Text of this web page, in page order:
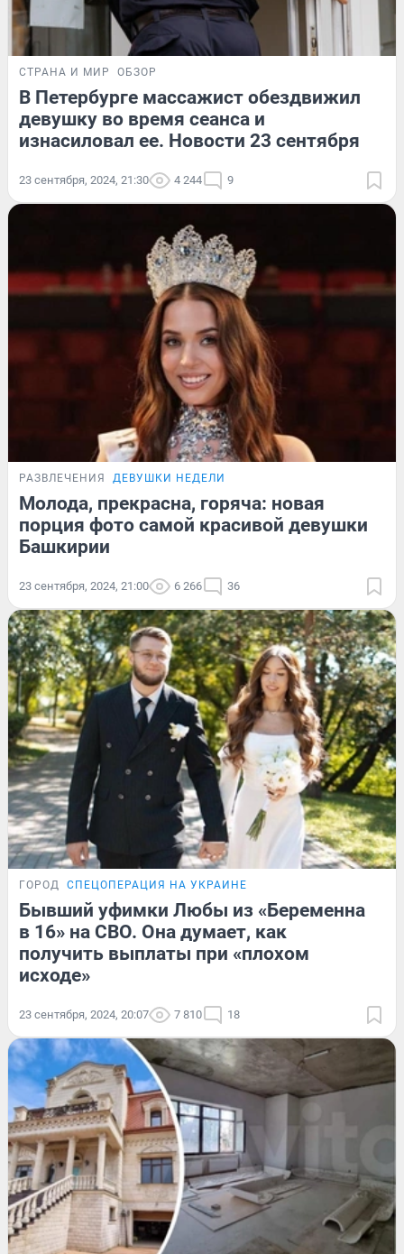
СТРАНА И МИР ОБЗОР
В Петербурге массажист обездвижил
девушку во время сеанса и
изнасиловал ее. Новости 23 сентября
23 сентября, 2024, 21:30 4 244 9
РАЗВЛЕЧЕНИЯ ДЕВУШКИ НЕДЕЛИ
Молода, прекрасна, горяча: новая
порция фото самой красивой девушки
Башкирии
23 сентября, 2024, 21:00 6 266 36
ГОРОД СПЕЦОПЕРАЦИЯ НА УКРАИНЕ
Бывший уфимки Любы из «Беременна
в 16» на СВО. Она думает, как
получить выплаты при «плохом
исходе»
23 сентября, 2024, 20:07 7 810 18